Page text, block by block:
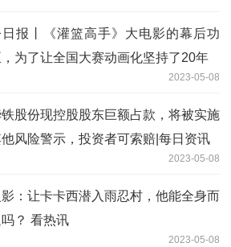
日报丨《灌篮高手》大电影的幕后功
，为了让全国大赛动画化坚持了20年
2023-05-08
股份现控股股东巨额占款，将被实施
风险警示，投资者可索赔|每日资讯
2023-05-08
影：让卡卡西潜入雨忍村，他能全身而
？ 看热讯
2023-05-08